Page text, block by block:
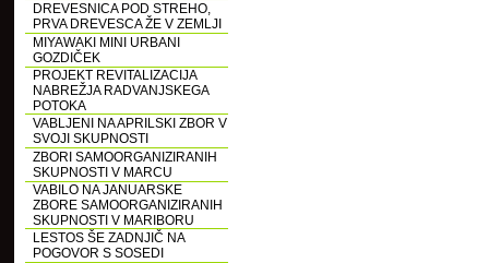
DREVESNICA POD STREHO,
PRVA DREVESCA ŽE V ZEMLJI
MIYAWAKI MINI URBANI
GOZDIČEK
PROJEKT REVITALIZACIJA
NABREŽJA RADVANJSKEGA
POTOKA
VABLJENI NA APRILSKI ZBOR V
SVOJI SKUPNOSTI
ZBORI SAMOORGANIZIRANIH
SKUPNOSTI V MARCU
VABILO NA JANUARSKE
ZBORE SAMOORGANIZIRANIH
SKUPNOSTI V MARIBORU
LESTOS ŠE ZADNJIČ NA
POGOVOR S SOSEDI